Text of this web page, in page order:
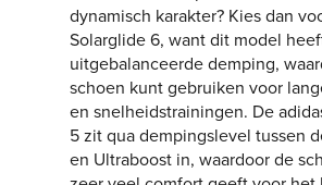
dynamisch karakter? Kies dan
Solarglide 6, want dit model
uitgebalanceerde demping,
schoen kunt gebruiken voor
en snelheidstrainingen. De
5 zit qua dempingslevel tussen
en Ultraboost in, waardoor de